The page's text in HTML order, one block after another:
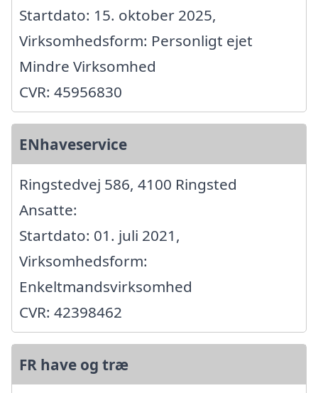
Startdato: 15. oktober 2025,
Virksomhedsform: Personligt ejet
Mindre Virksomhed
CVR: 45956830
ENhaveservice
Ringstedvej 586, 4100 Ringsted
Ansatte:
Startdato: 01. juli 2021,
Virksomhedsform:
Enkeltmandsvirksomhed
CVR: 42398462
FR have og træ